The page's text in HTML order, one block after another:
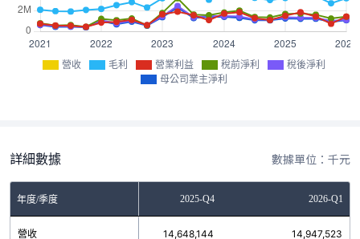
營收 毛利 營業利益 稅前淨利
稅後淨利
母公司業主淨利
詳細數據 數據單位：千元
年度/季度2025-Q3 2025-Q4 2026-Q1
營收15,686,873 14,648,144 14,947,523